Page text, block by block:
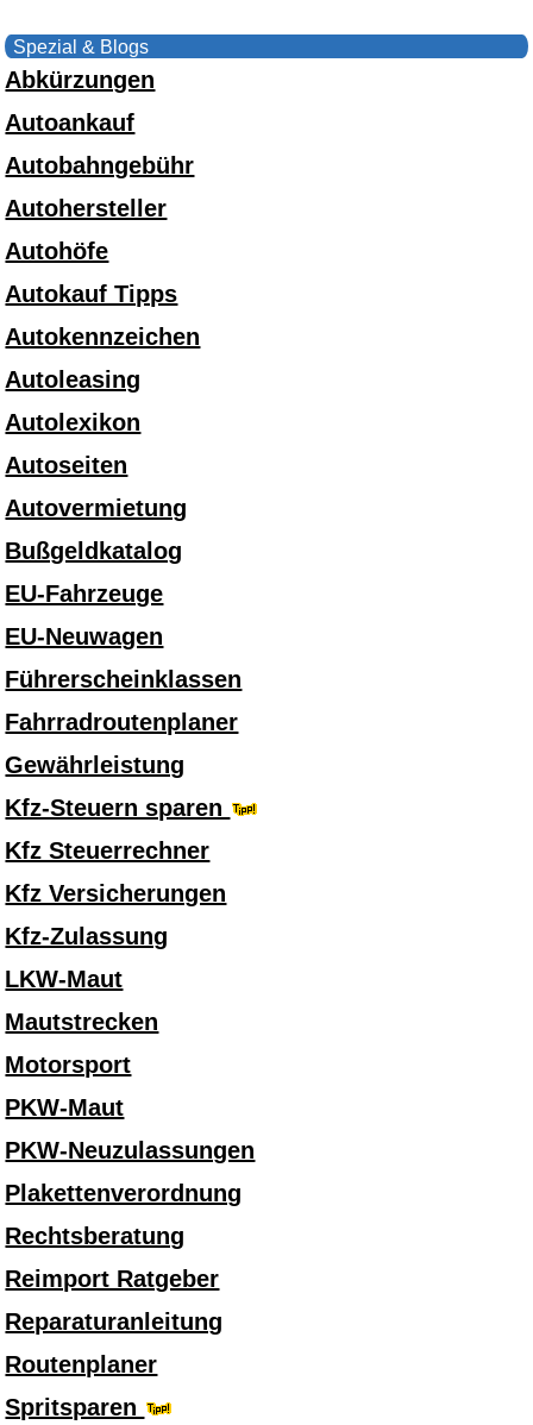
Spezial & Blogs
Abkürzungen
Autoankauf
Autobahngebühr
Autohersteller
Autohöfe
Autokauf Tipps
Autokennzeichen
Autoleasing
Autolexikon
Autoseiten
Autovermietung
Bußgeldkatalog
EU-Fahrzeuge
EU-Neuwagen
Führerscheinklassen
Fahrradroutenplaner
Gewährleistung
Kfz-Steuern sparen
Kfz Steuerrechner
Kfz Versicherungen
Kfz-Zulassung
LKW-Maut
Mautstrecken
Motorsport
PKW-Maut
PKW-Neuzulassungen
Plakettenverordnung
Rechtsberatung
Reimport Ratgeber
Reparaturanleitung
Routenplaner
Spritsparen